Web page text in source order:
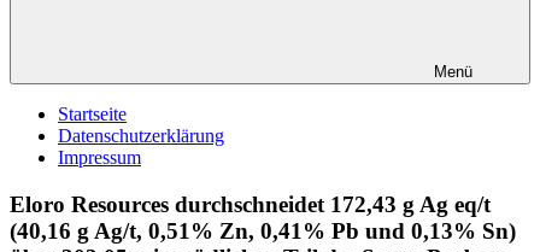
Menü
Startseite
Datenschutzerklärung
Impressum
Eloro Resources durchschneidet 172,43 g Ag eq/t
(40,16 g Ag/t, 0,51% Zn, 0,41% Pb und 0,13% Sn)